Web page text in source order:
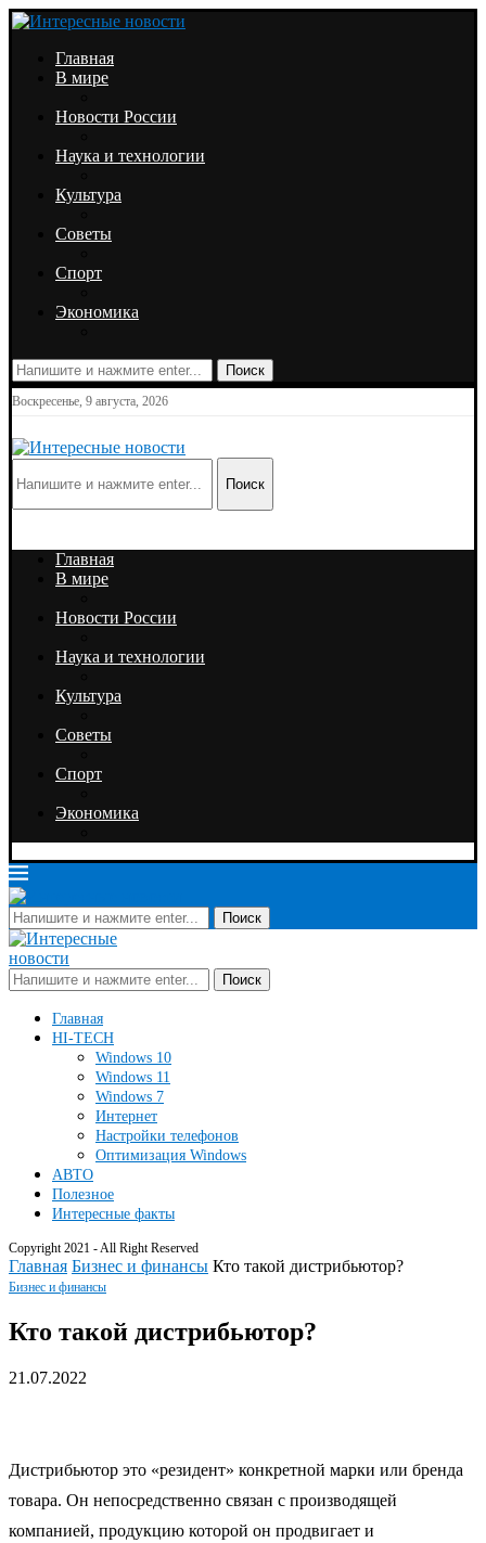
Главная
В мире
Новости России
Наука и технологии
Культура
Советы
Спорт
Экономика
Поиск
Воскресенье, 9 августа, 2026
Поиск
Главная
В мире
Новости России
Наука и технологии
Культура
Советы
Спорт
Экономика
Поиск
Поиск
Главная
HI-TECH
Windows 10
Windows 11
Windows 7
Интернет
Настройки телефонов
Оптимизация Windows
АВТО
Полезное
Интересные факты
Copyright 2021 - All Right Reserved
Главная Бизнес и финансы Кто такой дистрибьютор?
Бизнес и финансы
Кто такой дистрибьютор?
21.07.2022
Дистрибьютор это «резидент» конкретной марки или бренда
товара. Он непосредственно связан с производящей
компанией, продукцию которой он продвигает и